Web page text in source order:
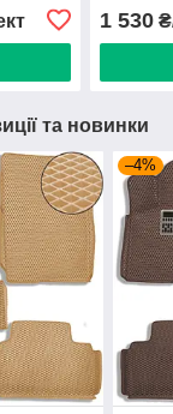
1 530
та новинки
–4%